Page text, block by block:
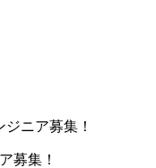
ニア募集！
募集！